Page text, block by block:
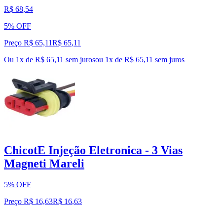
R$ 68,54
5% OFF
Preço R$ 65,11R$ 65,11
Ou 1x de R$ 65,11 sem jurosou 1x de R$ 65,11 sem juros
ChicotE Injeção Eletronica - 3 Vias
Magneti Mareli
5% OFF
Preço R$ 16,63R$ 16,63